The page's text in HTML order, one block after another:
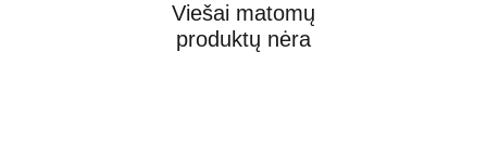
Viešai matomų
produktų nėra